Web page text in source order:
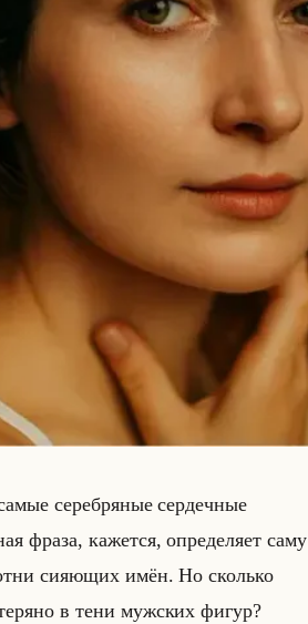
серебряные сердечные
фраза, ка­жет­ся, опре­де­ля­ет саму
си­яю­щих имён. Но сколько
в тени муж­ских фигур?